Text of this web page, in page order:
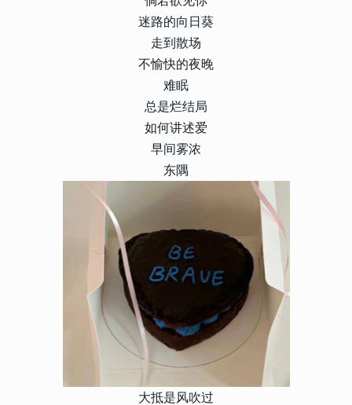
迷路的向日葵
走到散场
不愉快的夜晚
难眠
总是烂结局
如何讲述爱
早间雾浓
东隅
大抵是风吹过